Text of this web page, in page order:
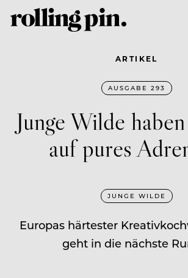
ARTIKEL
AUSGABE 293
Junge Wilde
auf pures
JUNGE WILDE
Europas härtester
geht in die nächste